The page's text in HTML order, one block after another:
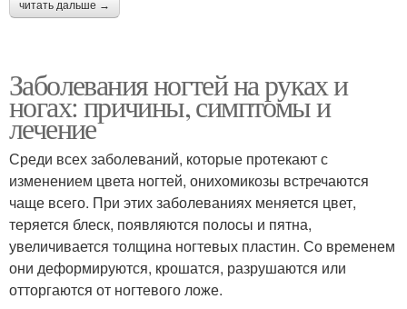
читать дальше →
Заболевания ногтей на руках и
ногах: причины, симптомы и
лечение
Среди всех заболеваний, которые протекают с
изменением цвета ногтей, онихомикозы встречаются
чаще всего. При этих заболеваниях меняется цвет,
теряется блеск, появляются полосы и пятна,
увеличивается толщина ногтевых пластин. Со временем
они деформируются, крошатся, разрушаются или
отторгаются от ногтевого ложе.